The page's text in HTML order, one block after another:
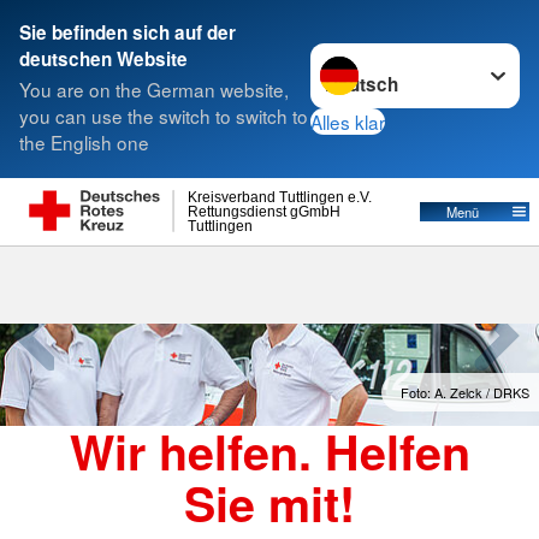
Sie befinden sich auf der
deutschen Website
You are on the German website,
you can use the switch to switch to
the English one
Sprache wechseln zu
Alles klar
Tuttlingen
Rettungsdienst gGmbH
Kreisverband Tuttlingen e.V.
Menü
Suche
Foto: A. Zelck / DRKS
Wir helfen. Helfen
Sie mit!